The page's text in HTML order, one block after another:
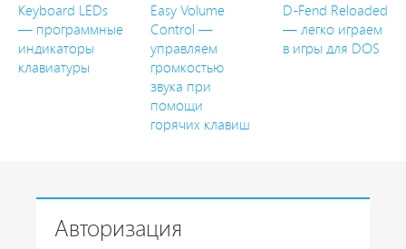
Keyboard LEDs
— программные
индикаторы
клавиатуры
Easy Volume
Control —
управляем
громкостью
звука при
помощи
горячих клавиш
D-Fend Reloaded
— легко играем
в игры для DOS
Авторизация